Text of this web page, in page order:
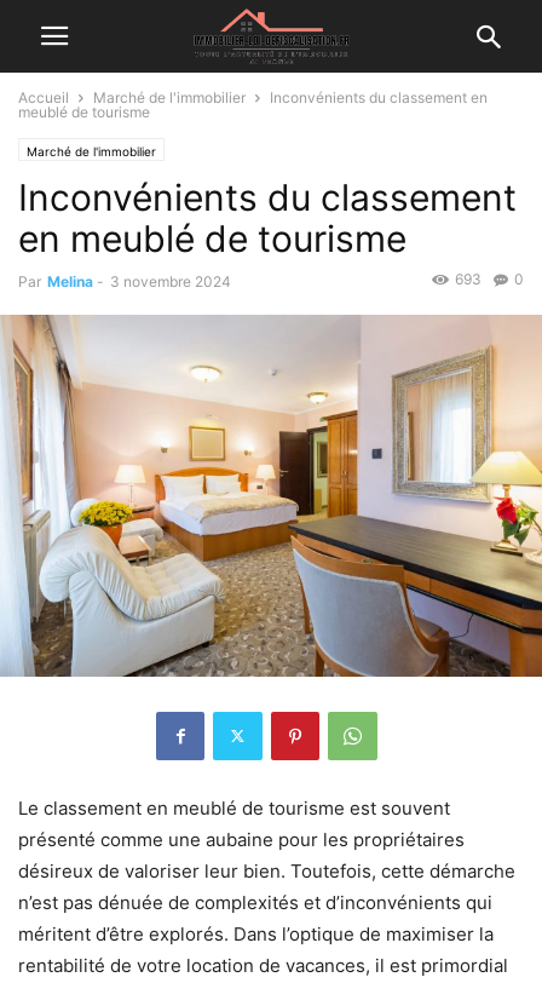
Accueil Marché de l'immobilier
Inconvénients du classement en
meublé de tourisme
Marché de l'immobilier
Inconvénients du classement
en meublé de tourisme
Par Melina - 3 novembre 2024 0
693
Le classement en meublé de tourisme est souvent
présenté comme une aubaine pour les propriétaires
désireux de valoriser leur bien. Toutefois, cette démarche
n’est pas dénuée de complexités et d’inconvénients qui
méritent d’être explorés. Dans l’optique de maximiser la
rentabilité de votre location de vacances, il est primordial